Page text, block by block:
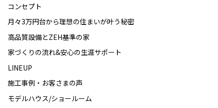
コンセプト
月々3万円台から理想の住まいが叶う秘密
高品質設備とZEH基準の家
家づくりの流れ&安心の生涯サポート
LINEUP
施工事例・お客さまの声
モデルハウス/ショールーム